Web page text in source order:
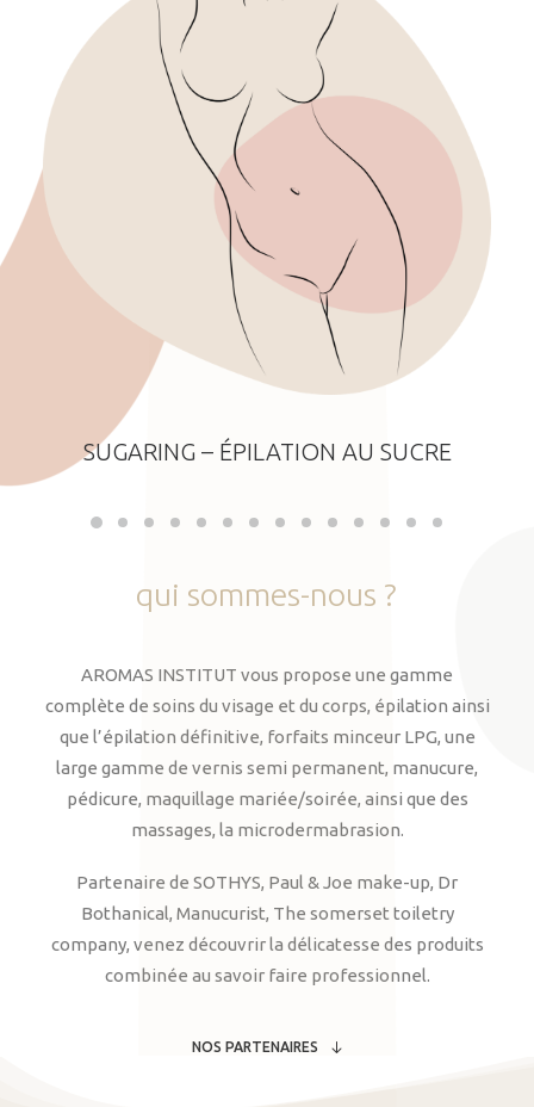
SUGARING – ÉPILATION AU SUCRE
qui sommes-nous ?
AROMAS INSTITUT vous propose une gamme
complète de soins du visage et du corps, épilation ainsi
que l’épilation définitive, forfaits minceur LPG, une
large gamme de vernis semi permanent, manucure,
pédicure, maquillage mariée/soirée, ainsi que des
massages, la microdermabrasion.
Partenaire de SOTHYS, Paul & Joe make-up, Dr
Bothanical, Manucurist, The somerset toiletry
company, venez découvrir la délicatesse des produits
combinée au savoir faire professionnel.
NOS PARTENAIRES